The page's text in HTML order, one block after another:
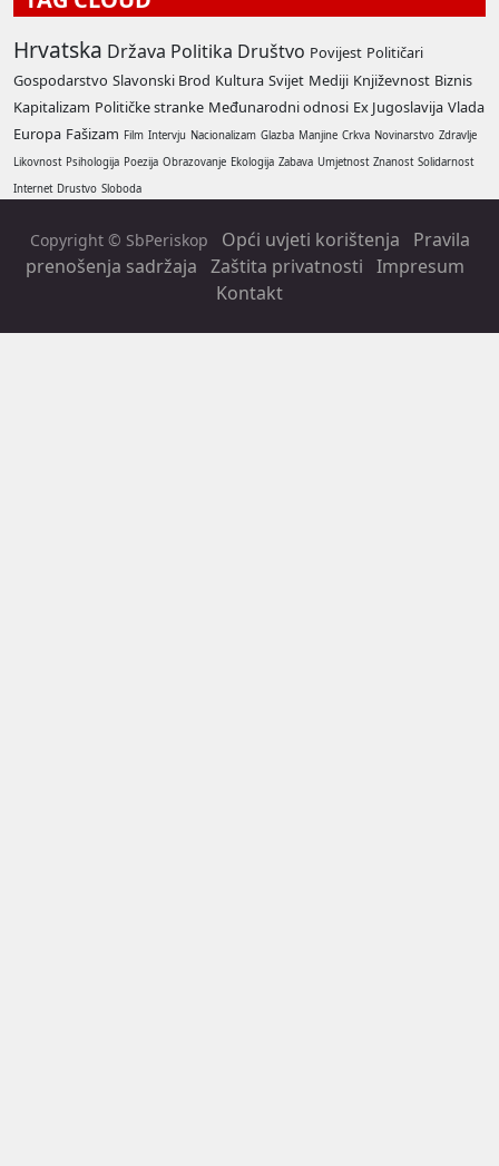
Hrvatska Država Politika Društvo Povijest Političari
Gospodarstvo Slavonski Brod Kultura Svijet Mediji Književnost Biznis
Kapitalizam Političke stranke Međunarodni odnosi Ex Jugoslavija Vlada
Europa Fašizam Film Intervju Nacionalizam Glazba Manjine Crkva Novinarstvo Zdravlje
Likovnost Psihologija Poezija Obrazovanje Ekologija Zabava Umjetnost Znanost Solidarnost
Internet Drustvo Sloboda
Copyright © SbPeriskop Opći uvjeti korištenja
Pravila
prenošenja sadržaja Zaštita privatnosti Impresum
Kontakt